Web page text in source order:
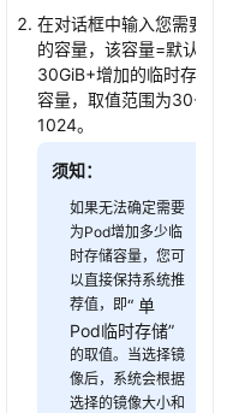
在对话框中输入您需要
的容量，该容量=默认的
30GiB+增加的临时存储
容量，取值范围为30-
1024。
须知：
如果无法确定需要
为Pod增加多少临
时存储容量，您可
以直接保持系统推
荐值，即“ 单
Pod临时存储”
的取值。当选择镜
像后，系统会根据
选择的镜像大小和